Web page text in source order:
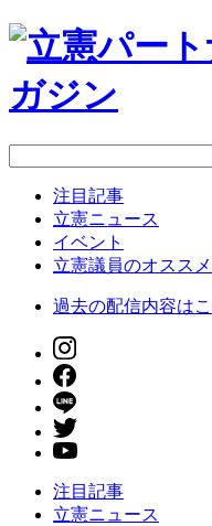
注目記事
立憲ニュース
イベント
立憲議員のオススメ
過去の配信内容は
注目記事
立憲ニュース